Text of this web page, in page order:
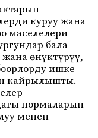
куруу жана
маселелери
бала
жана өнүктүрүү,
ишке
кайрылышты.
нормаларын
менен